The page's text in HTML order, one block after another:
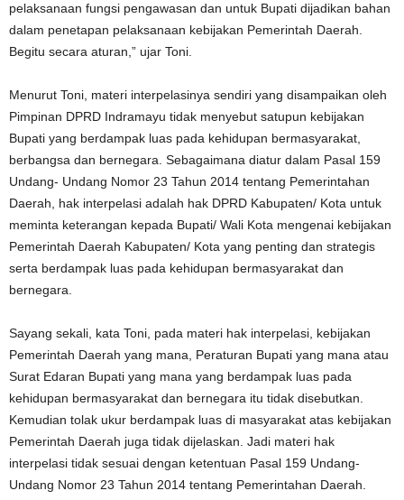
pelaksanaan fungsi pengawasan dan untuk Bupati dijadikan bahan
dalam penetapan pelaksanaan kebijakan Pemerintah Daerah.
Begitu secara aturan,” ujar Toni.
Menurut Toni, materi interpelasinya sendiri yang disampaikan oleh
Pimpinan DPRD Indramayu tidak menyebut satupun kebijakan
Bupati yang berdampak luas pada kehidupan bermasyarakat,
berbangsa dan bernegara. Sebagaimana diatur dalam Pasal 159
Undang- Undang Nomor 23 Tahun 2014 tentang Pemerintahan
Daerah, hak interpelasi adalah hak DPRD Kabupaten/ Kota untuk
meminta keterangan kepada Bupati/ Wali Kota mengenai kebijakan
Pemerintah Daerah Kabupaten/ Kota yang penting dan strategis
serta berdampak luas pada kehidupan bermasyarakat dan
bernegara.
Sayang sekali, kata Toni, pada materi hak interpelasi, kebijakan
Pemerintah Daerah yang mana, Peraturan Bupati yang mana atau
Surat Edaran Bupati yang mana yang berdampak luas pada
kehidupan bermasyarakat dan bernegara itu tidak disebutkan.
Kemudian tolak ukur berdampak luas di masyarakat atas kebijakan
Pemerintah Daerah juga tidak dijelaskan. Jadi materi hak
interpelasi tidak sesuai dengan ketentuan Pasal 159 Undang-
Undang Nomor 23 Tahun 2014 tentang Pemerintahan Daerah.